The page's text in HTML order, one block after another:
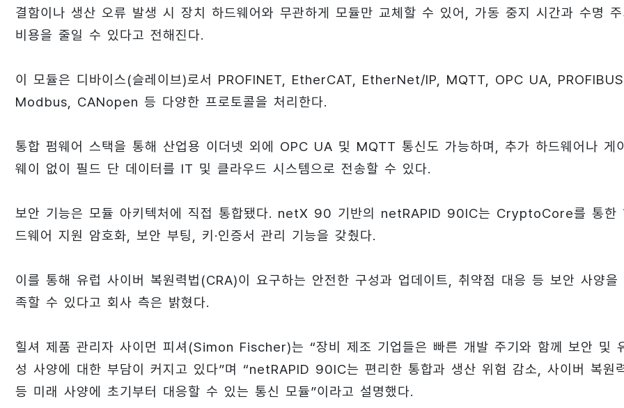
결함이나 생산 오류 발생 시 장치 하드웨어와 무관하게 모듈만 교체할 수 있어, 가동 중지 시간과 수명 주
비용을 줄일 수 있다고 전해진다.
이 모듈은 디바이스(슬레이브)로서 PROFINET, EtherCAT, EtherNet/IP, MQTT, OPC UA,
Modbus, CANopen 등 다양한 프로토콜을 처리한다.
통합 펌웨어 스택을 통해 산업용 이더넷 외에 OPC UA 및 MQTT 통신도 가능하며, 추가 하드웨어나 게
웨이 없이 필드 단 데이터를 IT 및 클라우드 시스템으로 전송할 수 있다.
보안 기능은 모듈 아키텍처에 직접 통합됐다. netX 90 기반의 netRAPID 90IC는 CryptoCore를 통한
드웨어 지원 암호화, 보안 부팅, 키·인증서 관리 기능을 갖췄다.
이를 통해 유럽 사이버 복원력법(CRA)이 요구하는 안전한 구성과 업데이트, 취약점 대응 등 보안 사양을
족할 수 있다고 회사 측은 밝혔다.
힐셔 제품 관리자 사이먼 피셔(Simon Fischer)는 “장비 제조 기업들은 빠른 개발 주기와 함께 보안 및
성 사양에 대한 부담이 커지고 있다”며 “netRAPID 90IC는 편리한 통합과 생산 위험 감소, 사이버 복원
등 미래 사양에 초기부터 대응할 수 있는 통신 모듈”이라고 설명했다.